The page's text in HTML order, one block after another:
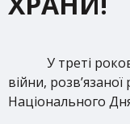
У треті
війни,
Національного